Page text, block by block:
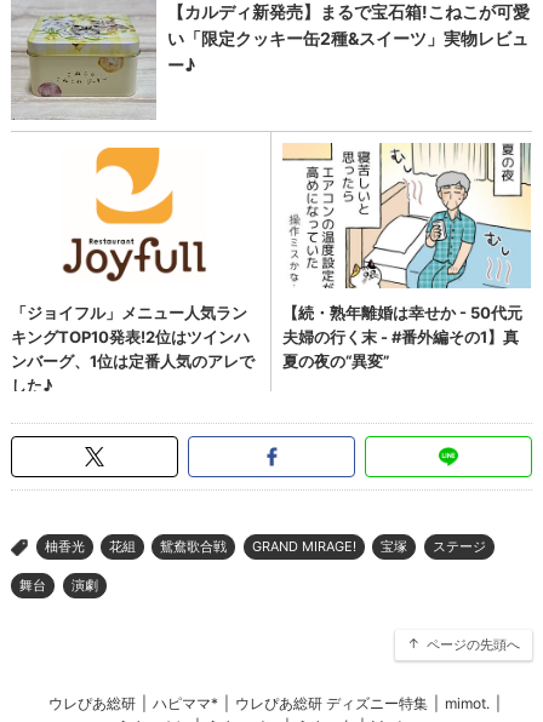
> 柚香光 花組 鴛鴦歌合戦 GRAND MIRAGE! 宝塚 ステージ
舞台 演劇
ページの先頭へ
ウレぴあ総研 ハピママ* ウレぴあ総研 ディズニー特集 mimot.